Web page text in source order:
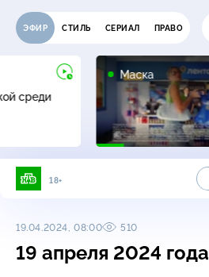
ЭФИР СТИЛЬ СЕРИАЛ ПРАВО
среди
Маска
12+
18+
19.04.2024, 08:00 510
19 апреля 2024 года